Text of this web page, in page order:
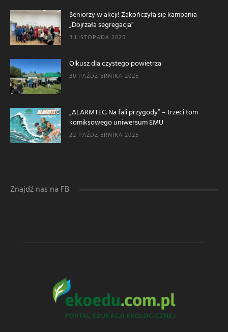
Seniorzy w akcji! Zakończyła się kampania
„Dojrzała segregacja”
3 LISTOPADA 2025
Olkusz dla czystego powietrza
30 PAŹDZIERNIKA 2025
„ALARMTEC. Na fali przygody” – trzeci tom
komiksowego uniwersum EMU
22 PAŹDZIERNIKA 2025
Znajdź nas na FB